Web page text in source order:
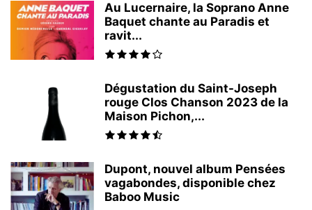
Au Lucernaire, la Soprano Anne
Baquet chante au Paradis et
ravit...
Dégustation du Saint-Joseph
rouge Clos Chanson 2023 de la
Maison Pichon,...
Dupont, nouvel album Pensées
vagabondes, disponible chez
Baboo Music